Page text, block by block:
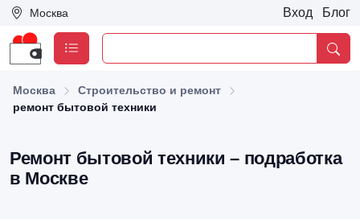
Москва Вход Блог
Москва
Строительство и ремонт
ремонт бытовой техники
Ремонт бытовой техники – подработка
в Москве